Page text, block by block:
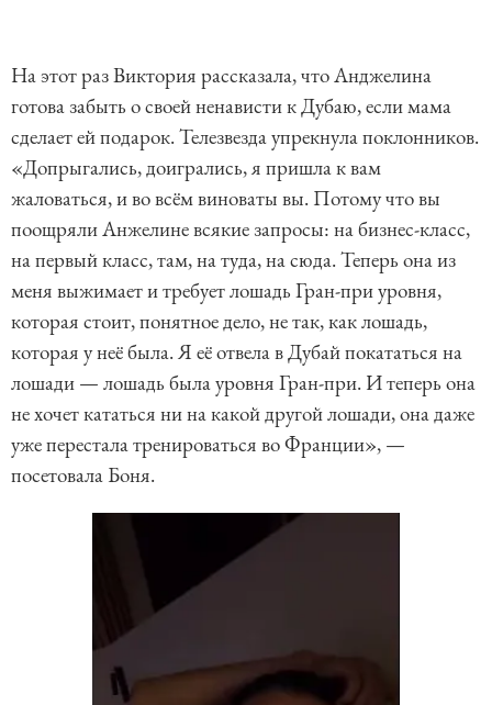
На этот раз Виктория рассказала, что Анджелина
готова забыть о своей ненависти к Дубаю, если мама
сделает ей подарок. Телезвезда упрекнула поклонников.
«Допрыгались, доигрались, я пришла к вам
жаловаться, и во всём виноваты вы. Потому что вы
поощряли Анжелине всякие запросы: на бизнес-класс,
на первый класс, там, на туда, на сюда. Теперь она из
меня выжимает и требует лошадь Гран-при уровня,
которая стоит, понятное дело, не так, как лошадь,
которая у неё была. Я её отвела в Дубай покататься на
лошади — лошадь была уровня Гран-при. И теперь она
не хочет кататься ни на какой другой лошади, она даже
уже перестала тренироваться во Франции», —
посетовала Боня.